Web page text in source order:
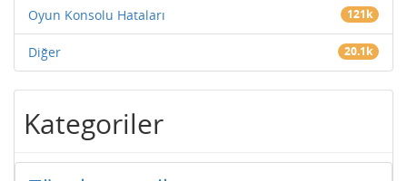
Oyun Konsolu Hataları 121k
Diğer 20.1k
Kategoriler